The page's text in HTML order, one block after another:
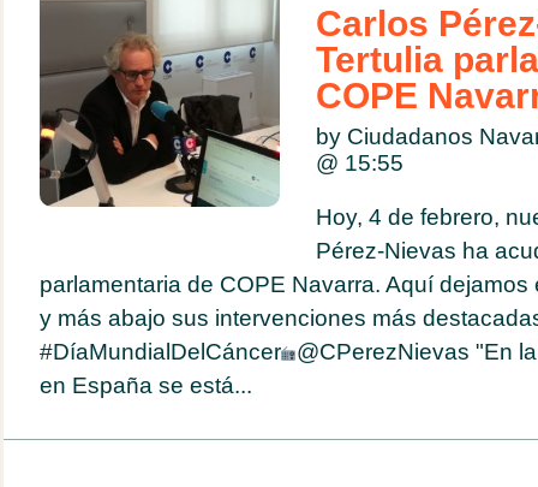
Carlos
Tertulia
COPE
by Ciudadanos
@ 15:55
Hoy, 4 de febrero,
Pérez-Nievas ha
parlamentaria de COPE Navarra. Aquí dejamos
y más abajo sus intervenciones más
#DíaMundialDelCáncer
@CPerezNievas "En
en España se está...